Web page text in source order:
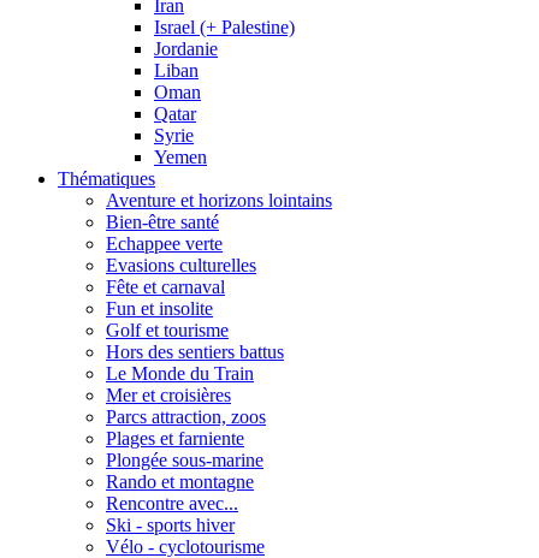
Iran
Israel (+ Palestine)
Jordanie
Liban
Oman
Qatar
Syrie
Yemen
Thématiques
Aventure et horizons lointains
Bien-être santé
Echappee verte
Evasions culturelles
Fête et carnaval
Fun et insolite
Golf et tourisme
Hors des sentiers battus
Le Monde du Train
Mer et croisières
Parcs attraction, zoos
Plages et farniente
Plongée sous-marine
Rando et montagne
Rencontre avec...
Ski - sports hiver
Vélo - cyclotourisme